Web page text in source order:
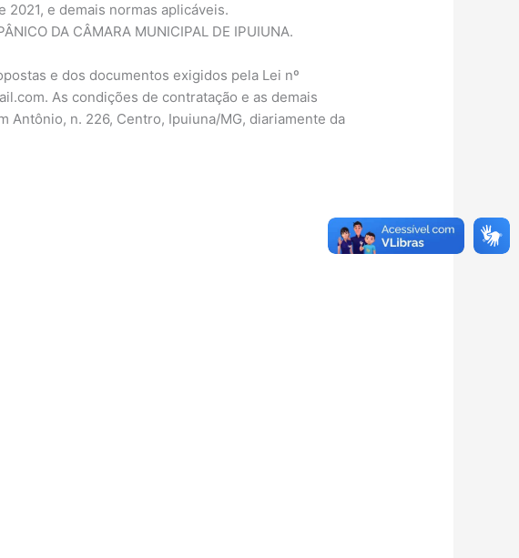
2021, e demais normas aplicáveis.
DA CÂMARA MUNICIPAL DE IPUIUNA.
e dos documentos exigidos pela Lei nº
. As condições de contratação e as demais
Antônio, n. 226, Centro, Ipuiuna/MG, diariamente da